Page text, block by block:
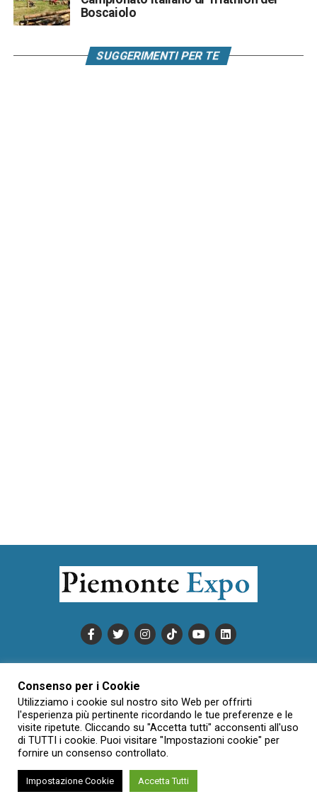
Boscaiolo
SUGGERIMENTI PER TE
INFORMATIVA SULLA PRIVACY
CONDIZIONI DI UTILIZZO
DATI SOCIETARI
NOVAJO
CREDITS
CONTATTTI
Creative Commons Attribuzione - Non commerciale - Non opere
derivate 3.0 Italia (CC BY-NC-ND 3.0 IT)
Consenso per i Cookie
Utilizziamo i cookie sul nostro sito Web per offrirti
l'esperienza più pertinente ricordando le tue preferenze e le
visite ripetute. Cliccando su "Accetta tutti" acconsenti all'uso
di TUTTI i cookie. Puoi visitare "Impostazioni cookie" per
fornire un consenso controllato.
Impostazione Cookie Accetta Tutti